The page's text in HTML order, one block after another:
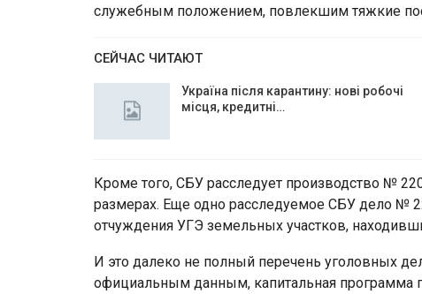
служебным положением, повлекшим тяжкие
СЕЙЧАС ЧИТАЮТ
Україна після карантину: нові робочі
місця, кредитні…
Кроме того, СБУ расследует производство №
размерах. Еще одно расследуемое СБУ дело №
отчуждения УГЭ земельных участков,
И это далеко не полный перечень уголовных
официальным данным, капитальная программа